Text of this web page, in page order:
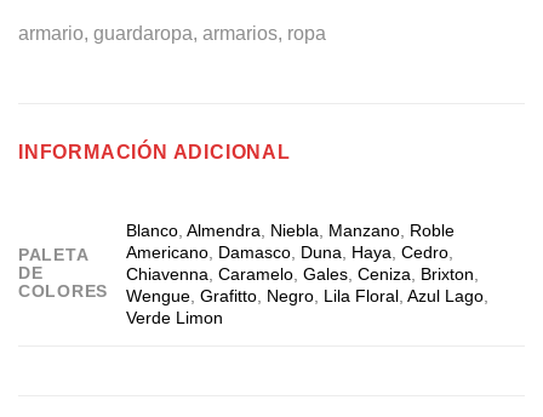
armario, guardaropa, armarios, ropa
INFORMACIÓN ADICIONAL
PALETA
DE
COLORES
Blanco ,Almendra Niebla Manzano Roble
Americano Damasco Duna Haya ,Cedro
Chiavenna ,Caramelo ,Gales ,Ceniza Brixton
Wengue ,Grafitto Negro Lila Floral ,Azul Lago
Verde Limon